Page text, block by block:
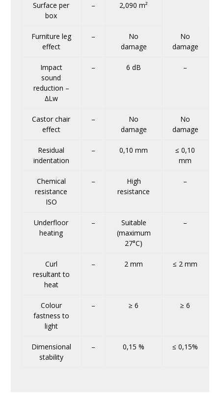
Surface per
box
– 2,090 m²
Furniture leg
effect
–
No
damage
No
damage
Impact
sound
reduction –
∆Lw
– 6 dB –
Castor chair
effect
–
No
damage
No
damage
Residual
indentation
– 0,10 mm
≤ 0,10
mm
Chemical
resistance
ISO
–
High
resistance
–
Underfloor
heating
–
Suitable
(maximum
27°C)
–
Curl
resultant to
heat
– 2 mm ≤ 2 mm
Colour
fastness to
light
– ≥ 6 ≥ 6
Dimensional
stability
– 0,15 % ≤ 0,15%